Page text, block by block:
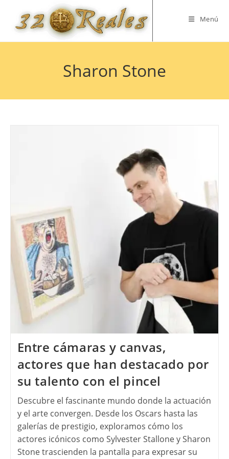
contenido
Menú
Sharon Stone
Entre cámaras y canvas,
actores que han destacado por
su talento con el pincel
Descubre el fascinante mundo donde la actuación
y el arte convergen. Desde los Oscars hasta las
galerías de prestigio, exploramos cómo los
actores icónicos como Sylvester Stallone y Sharon
Stone trascienden la pantalla para expresar su